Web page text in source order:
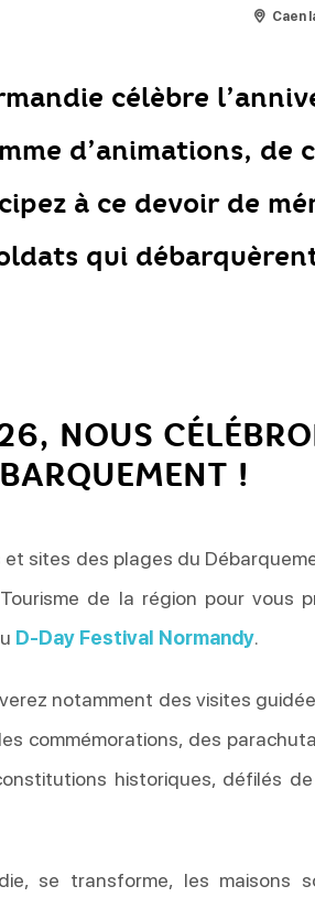
Caen
célèbre
d’animations, de
à ce devoir de
qui
NOUS
!
et sites des plages du
de la région pour vous
D-Day Festival Normandy.
notamment des visites
commémorations, des
historiques, défilés
se transforme, les maisons